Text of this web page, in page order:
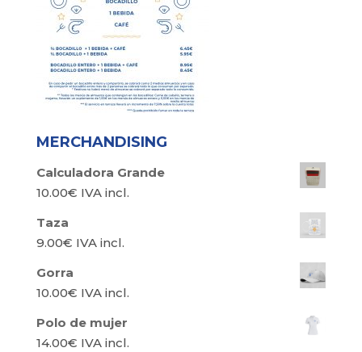
MERCHANDISING
Calculadora Grande
10.00€ IVA incl.
Taza
9.00€ IVA incl.
Gorra
10.00€ IVA incl.
Polo de mujer
14.00€ IVA incl.